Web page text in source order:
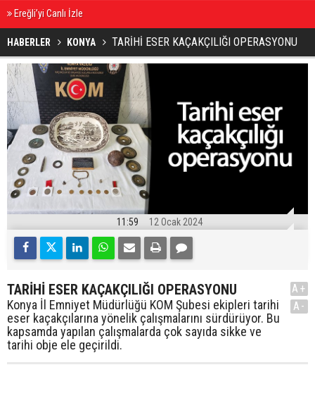
Ereğli’yi Canlı İzle
HABERLER KONYA TARİHİ ESER KAÇAKÇILIĞI OPERASYONU
11:59 12 Ocak 2024
TARİHİ ESER KAÇAKÇILIĞI OPERASYONU
Konya İl Emniyet Müdürlüğü KOM Şubesi ekipleri tarihi
eser kaçakçılarına yönelik çalışmalarını sürdürüyor. Bu
kapsamda yapılan çalışmalarda çok sayıda sikke ve
tarihi obje ele geçirildi.
A+
A-